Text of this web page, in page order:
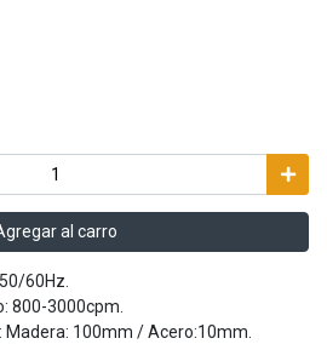
al carro
60Hz.
800-3000cpm.
Madera: 100mm / Acero:10mm.